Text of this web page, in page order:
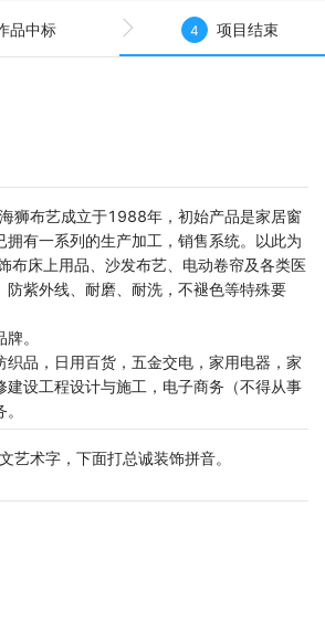
品中标 4 项目结束
狮布艺成立于1988年，初始产品是家居窗
有一系列的生产加工，销售系统。以此为
布床上用品、沙发布艺、电动卷帘及各类医
紫外线、耐磨、耐洗，不褪色等特殊要
。
品，日用百货，五金交电，家用电器，家
设工程设计与施工，电子商务（不得从事
艺术字，下面打总诚装饰拼音。